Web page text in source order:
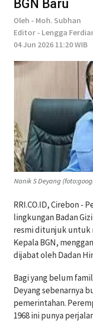
BGN Baru
Oleh - Moh. Subhan
Editor - Lengga
04 Jun 2026 11:20 WIB
Nanik S Deyang
RRI.CO.ID, Cirebon -
lingkungan Badan
resmi ditunjuk untuk
Kepala BGN,
dijabat oleh Dadan
Bagi yang belum
Deyang sebenarnya
pemerintahan.
1968 ini punya